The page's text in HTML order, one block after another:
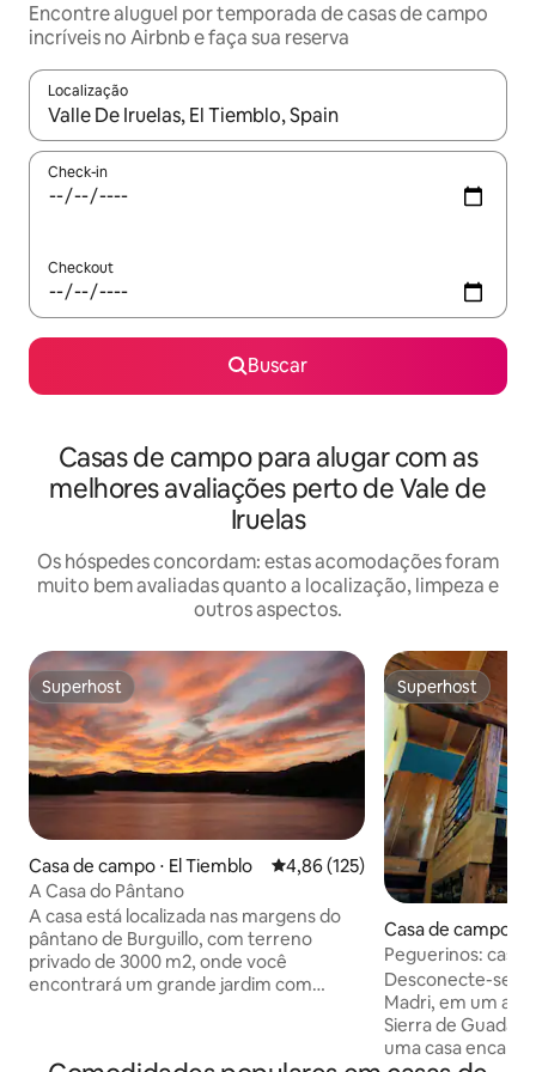
Encontre aluguel por temporada de casas de campo
incríveis no Airbnb e faça sua reserva
Localização
Quando os resultados estiverem disponíveis, explore-os
Check-in
Checkout
Buscar
Casas de campo para alugar com as
melhores avaliações perto de Vale de
Iruelas
Os hóspedes concordam: estas acomodações foram
muito bem avaliadas quanto a localização, limpeza e
outros aspectos.
Superhost
Superhost
Casa de campo ⋅ El Tiemblo 4,86 de uma avaliação média de
4,86 (125)
A Casa do Pântano
A casa está localizada nas margens do
pântano de Burguillo, com terreno
privado de 3000 m2, onde você
encontrará um grande jardim com
Superhost
Superhost
Casa de campo ⋅
Guija
Peguerinos: casa
jardim
Desconecte-se e
Madri, em um
Sierra de Guadarrama. "La
uma casa